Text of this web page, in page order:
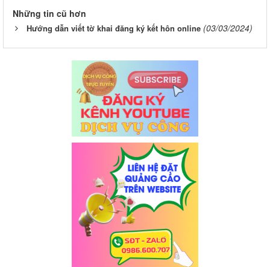
Những tin cũ hơn
Hướng dẫn viết tờ khai đăng ký kết hôn online (03/03/2024)